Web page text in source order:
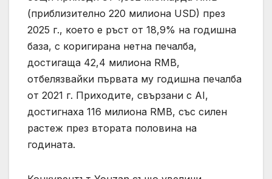
(приблизително 220 милиона USD) през
2025 г., което е ръст от 18,9% на годишна
база, с коригирана нетна печалба,
достигаща 42,4 милиона RMB,
отбелязвайки първата му годишна печалба
от 2021 г. Приходите, свързани с AI,
достигнаха 116 милиона RMB, със силен
растеж през втората половина на
годината.